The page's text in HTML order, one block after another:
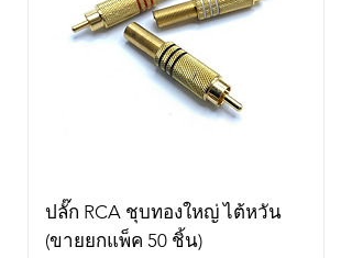
ปลั๊ก RCA ชุบทองใหญ่ ไต้หวัน
(ขายยกแพ็ค 50 ชิ้น)